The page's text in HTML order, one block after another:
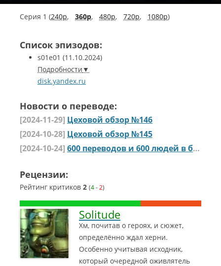
Серия 1 (240p, 360p, 480p, 720p, 1080p)
Список эпизодов:
s01e01 (11.10.2024)
Подробности
disk.yandex.ru
Новости о переводе:
[2024-11-29] Цеховой обзор №146
[2024-10-28] Цеховой обзор №145
[2024-10-24] 600 переводов и 600 людей в базе Альянса
Рецензии:
Рейтинг критиков 2 (4- 2)
Solitude
Хм, почитав о героях, и сюжет,
определённо ждал херни.
Особенно учитывая исходник,
который очередной оживлятель